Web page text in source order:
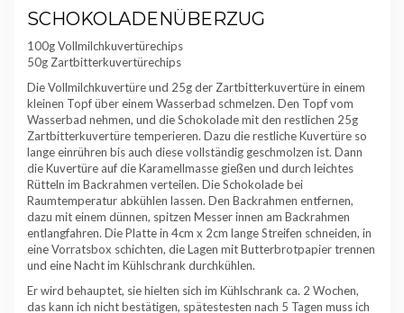
SCHOKOLADENÜBERZUG
100g Vollmilchkuvertürechips
50g Zartbitterkuvertürechips
Die Vollmilchkuvertüre und 25g der Zartbitterkuvertüre in einem
kleinen Topf über einem Wasserbad schmelzen. Den Topf vom
Wasserbad nehmen, und die Schokolade mit den restlichen 25g
Zartbitterkuvertüre temperieren. Dazu die restliche Kuvertüre so
lange einrühren bis auch diese vollständig geschmolzen ist. Dann
die Kuvertüre auf die Karamellmasse gießen und durch leichtes
Rütteln im Backrahmen verteilen. Die Schokolade bei
Raumtemperatur abkühlen lassen. Den Backrahmen entfernen,
dazu mit einem dünnen, spitzen Messer innen am Backrahmen
entlangfahren. Die Platte in 4cm x 2cm lange Streifen schneiden, in
eine Vorratsbox schichten, die Lagen mit Butterbrotpapier trennen
und eine Nacht im Kühlschrank durchkühlen.
Er wird behauptet, sie hielten sich im Kühlschrank ca. 2 Wochen,
das kann ich nicht bestätigen, spätestesten nach 5 Tagen muss ich